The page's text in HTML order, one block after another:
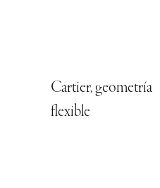
Cartier, geometría
flexible